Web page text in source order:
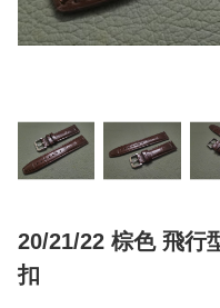
20/21/22 棕色 飛行
扣